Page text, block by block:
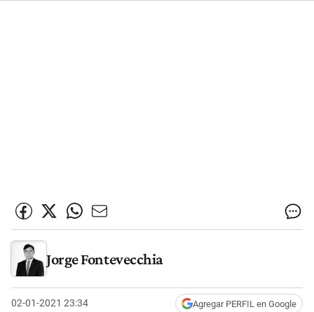
Jorge Fontevecchia
02-01-2021 23:34 Agregar PERFIL en Google